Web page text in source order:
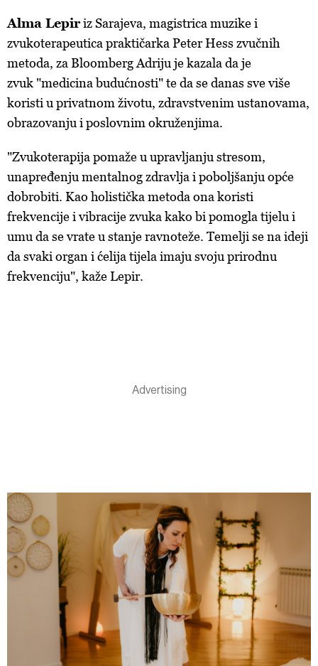
Alma Lepiriz Sarajeva, magistrica muzike i
zvukoterapeutica praktičarka Peter Hess zvučnih
metoda, za Bloomberg Adriju je kazala da je
zvuk "medicina budućnosti" te da se danas sve više
koristi u privatnom životu, zdravstvenim ustanovama,
obrazovanju i poslovnim okruženjima.
"Zvukoterapija pomaže u upravljanju stresom,
unapređenju mentalnog zdravlja i poboljšanju opće
dobrobiti. Kao holistička metoda ona koristi
frekvencije i vibracije zvuka kako bi pomogla tijelu i
umu da se vrate u stanje ravnoteže. Temelji se na ideji
da svaki organ i ćelija tijela imaju svoju prirodnu
frekvenciju", kaže Lepir.